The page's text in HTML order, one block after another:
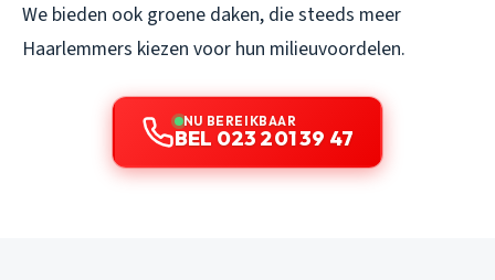
We bieden ook groene daken, die steeds meer
Haarlemmers kiezen voor hun milieuvoordelen.
NU BEREIKBAAR
BEL 023 201 39 47